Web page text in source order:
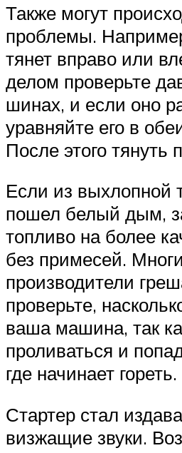
Также могут
проблемы.
тянет вправо или
делом проверьте
шинах, и если оно
уравняйте его в
После этого тянуть
Если из выхлопной
пошел белый дым,
топливо на более
без примесей.
производители
проверьте,
ваша машина, так
проливаться и
где начинает гореть.
Стартер стал
визжащие звуки.